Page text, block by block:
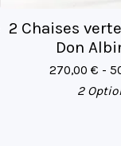
2 Chaises
Don
270,00 € -
2